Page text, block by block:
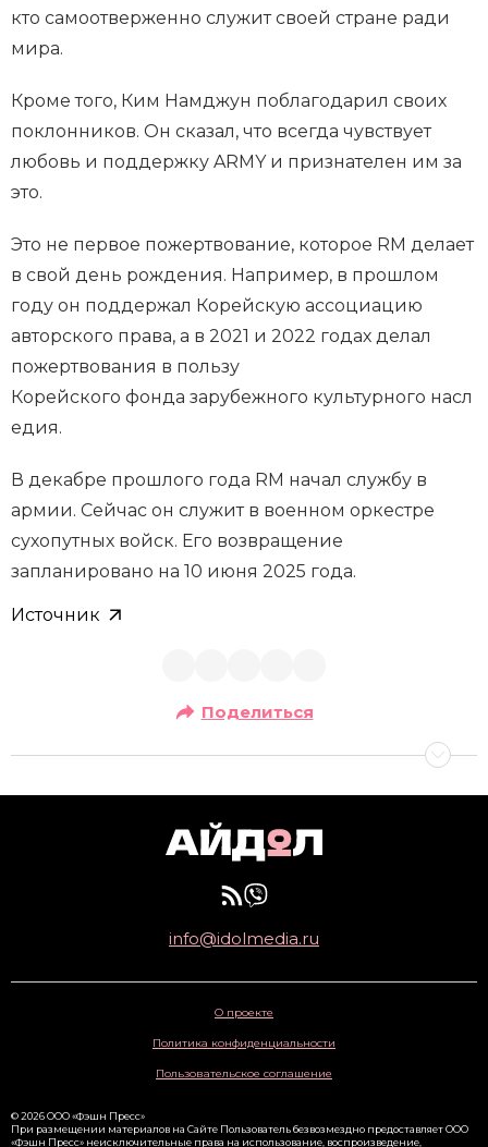
кто самоотверженно служит своей стране ради
мира.
Кроме того, Ким Намджун поблагодарил своих
поклонников. Он сказал, что всегда чувствует
любовь и поддержку ARMY и признателен им за
это.
Это не первое пожертвование, которое RM делает
в свой день рождения. Например, в прошлом
году он поддержал Корейскую ассоциацию
авторского права, а в 2021 и 2022 годах делал
пожертвования в пользу
Корейского фонда зарубежного культурного насл
едия.
В декабре прошлого года RM начал службу в
армии. Сейчас он служит в военном оркестре
сухопутных войск. Его возвращение
запланировано на 10 июня 2025 года.
Источник
Поделиться
info@idolmedia.ru
О проекте
Политика конфиденциальности
Пользовательское соглашение
© 2026 ООО «Фэшн Пресс»
При размещении материалов на Сайте Пользователь безвозмездно предоставляет ООО
«Фэшн Пресс» неисключительные права на использование, воспроизведение,